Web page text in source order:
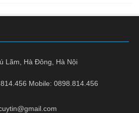
Lãm, Hà Đông, Hà Nội
Mobile: 0898.814.456